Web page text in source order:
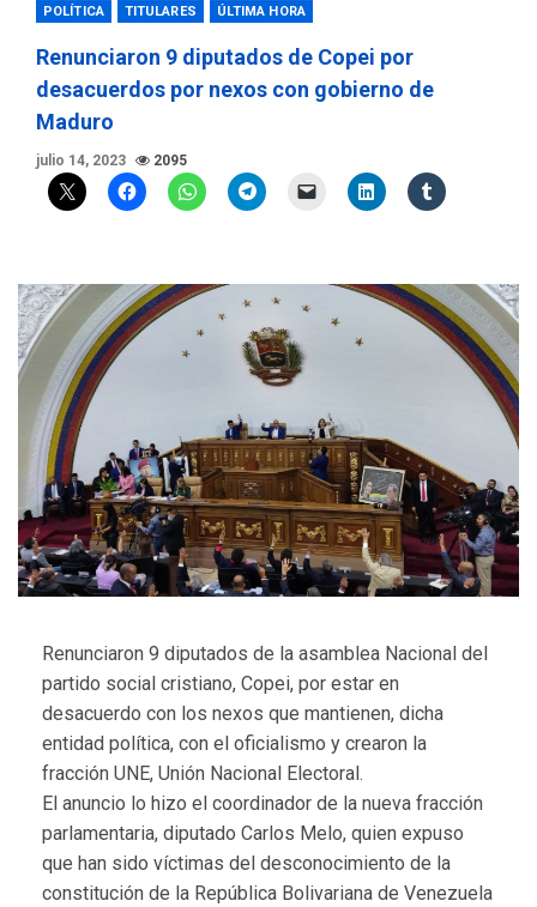
POLÍTICA TITULARES ÚLTIMA HORA
Renunciaron 9 diputados de Copei por
desacuerdos por nexos con gobierno de
Maduro
julio 14, 2023 2095
Renunciaron 9 diputados de la asamblea Nacional del
partido social cristiano, Copei, por estar en
desacuerdo con los nexos que mantienen, dicha
entidad política, con el oficialismo y crearon la
fracción UNE, Unión Nacional Electoral.
El anuncio lo hizo el coordinador de la nueva fracción
parlamentaria, diputado Carlos Melo, quien expuso
que han sido víctimas del desconocimiento de la
constitución de la República Bolivariana de Venezuela